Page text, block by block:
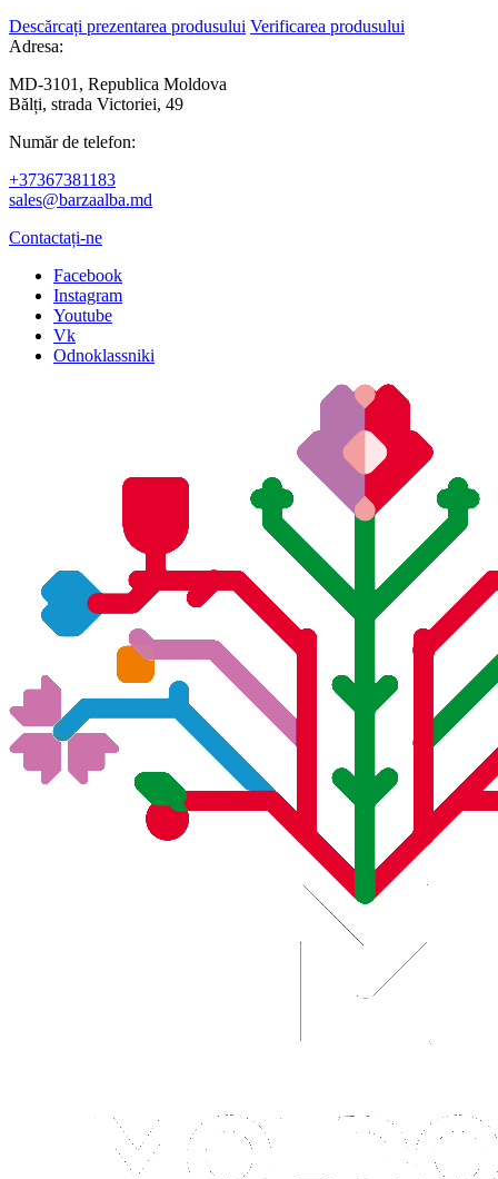
Descărcați prezentarea produsului Verificarea produsului
Adresa:
MD-3101, Republica Moldova
Bălți, strada Victoriei, 49
Număr de telefon:
+37367381183
sales@barzaalba.md
Contactați-ne
Facebook
Instagram
Youtube
Vk
Odnoklassniki